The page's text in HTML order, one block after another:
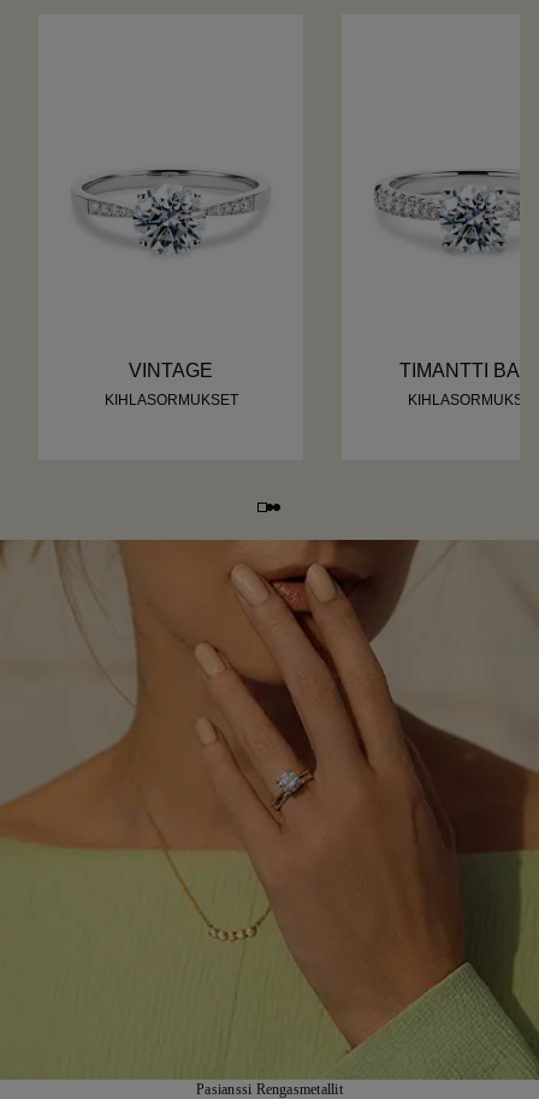
VINTAGE
KIHLASORMUKSET
TIMANTTI
Pasianssi Rengasmetallit